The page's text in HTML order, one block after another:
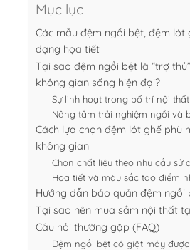
Mục lục
Các mẫu đệm ngồi bệt, đệm lót
dạng họa tiết
Tại sao đệm ngồi bệt là “trợ
không gian sống hiện đại?
Sự linh hoạt trong bố trí nội thất
Nâng tầm trải nghiệm ngồi và
Cách lựa chọn đệm lót ghế phù
không gian
Chọn chất liệu theo nhu cầu sử
Họa tiết và màu sắc tạo điểm
Hướng dẫn bảo quản đệm ngồi
Tại sao nên mua sắm nội thất
Câu hỏi thường gặp (FAQ)
Đệm ngồi bệt có giặt máy